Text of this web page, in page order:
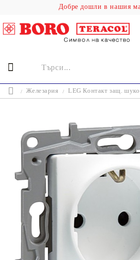
Добре дошли в нашия
Железария LEG Контакт защ.